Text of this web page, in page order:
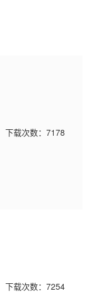
下载次数：7178
下载次数：7254